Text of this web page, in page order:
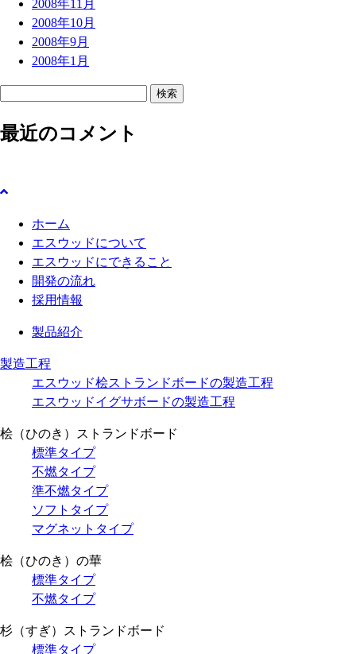
2008年11月
2008年10月
2008年9月
2008年1月
:最近のコメント
ホーム
エスウッドについて
エスウッドにできること
開発の流れ
採用情報
製品紹介
製造工程
エスウッド桧ストランドボードの製造工程
エスウッドイグサボードの製造工程
桧（ひのき）ストランドボード
標準タイプ
不燃タイプ
準不燃タイプ
ソフトタイプ
マグネットタイプ
桧（ひのき）の華
標準タイプ
不燃タイプ
杉（すぎ）ストランドボード
標準タイプ